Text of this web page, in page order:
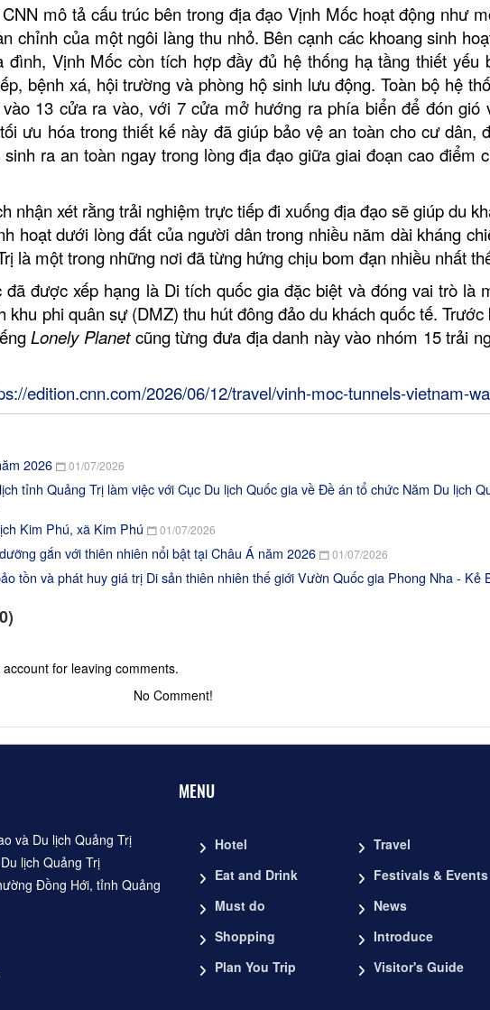
mô tả cấu trúc bên trong địa đạo Vịnh Mốc hoạt động như
chỉnh của một ngôi làng thu nhỏ. Bên cạnh các khoang sinh
đình, Vịnh Mốc còn tích hợp đầy đủ hệ thống hạ tầng thiết yếu
bệnh xá, hội trường và phòng hộ sinh lưu động. Toàn bộ hệ
13 cửa ra vào, với 7 cửa mở hướng ra phía biển để đón gió
ưu hóa trong thiết kế này đã giúp bảo vệ an toàn cho cư dân,
ra an toàn ngay trong lòng địa đạo giữa giai đoạn cao điểm
nhận xét rằng trải nghiệm trực tiếp đi xuống địa đạo sẽ giúp du
hoạt dưới lòng đất của người dân trong nhiều năm dài kháng
là một trong những nơi đã từng hứng chịu bom đạn nhiều nhất
được xếp hạng là Di tích quốc gia đặc biệt và đóng vai trò là
khu phi quân sự (DMZ) thu hút đông đảo du khách quốc tế.
Lonely Planetcũng từng đưa địa danh này vào nhóm 15 trải
edition.cnn.com/2026/06/12/travel/vinh-moc-tunnels-vietnam-
2026 01/07/2026
tỉnh Quảng Trị làm việc với Cục Du lịch Quốc gia về Đề án tổ chức Năm Du lịch
Kim Phú, xã Kim Phú 01/07/2026
gắn với thiên nhiên nổi bật tại Châu Á năm 2026 01/07/2026
tồn và phát huy giá trị Di sản thiên nhiên thế giới Vườn Quốc gia Phong Nha - Kẻ
0)
account for leaving comments.
No Comment!
Di tích lịch sử
Trị
Di tích Quốc
Mốc
Di tích Quốc gia
Hiền Lương -
và Du lịch Quảng Trị
lịch Quảng Trị
Đồng Hới, tỉnh Quảng
MENU
Hotel
Eat and Drink
Must do
Shopping
Plan You Trip
Travel
Festivals & Events
News
Introduce
Visitor's Guide